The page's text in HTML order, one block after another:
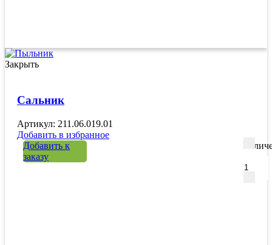
Закрыть
Сальник
Артикул: 211.06.019.01
Добавить в избранное
Добавить к
заказу